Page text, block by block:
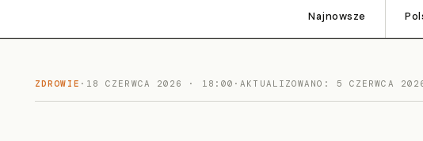
Najnowsze
ZDROWIE · 18 CZERWCA 2026 · 18:00 ·AKTUALIZOWANO: 5 CZERWCA